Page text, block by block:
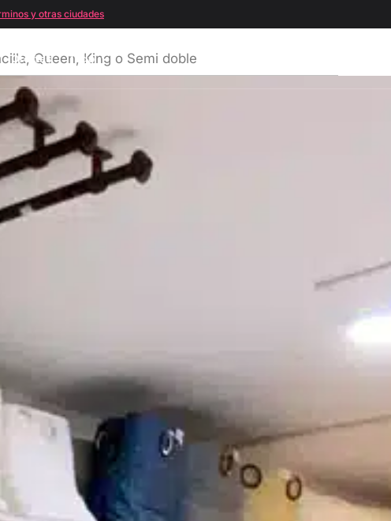
y otras ciudades
Ofertas Todo
Queen, King o Semi doble